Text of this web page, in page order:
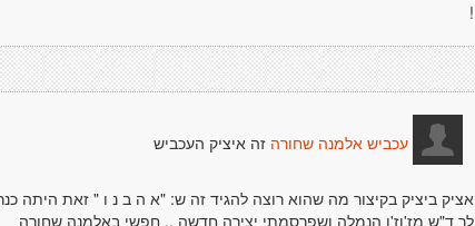
!
עכביש אלמנה שחורה זה איציק העכביש
אציק ביציק בקיצור מה שהוא רוצה להגיד זה ש: "א ה ב נ ו " זאת היתה
לך ד"ש מז'וז'ו הנמלה ושפרסמתי יצירה חדשה .. חפשי באלמנה שחורה